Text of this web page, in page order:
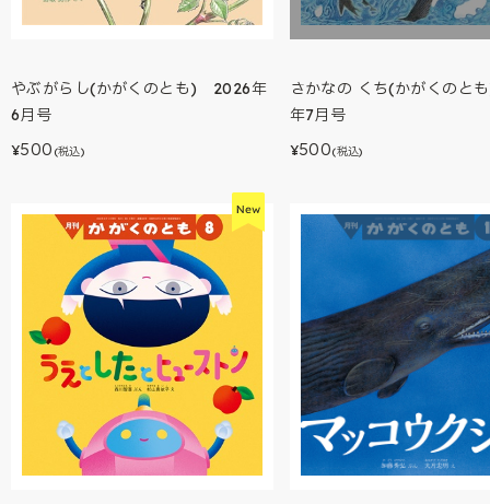
やぶがらし(かがくのとも) 2026年
6月号
¥500 (税込)
さかなの くち(かがくの
年7月号
¥500(税込)